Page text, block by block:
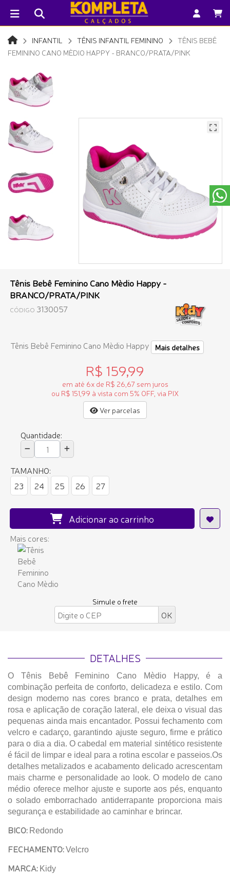
INFANTIL TÊNIS INFANTIL FEMININO
TÊNIS BEBÊ
FEMININO CANO MÈDIO HAPPY - BRANCO/PRATA/PINK
Tênis Bebê Feminino Cano Mèdio Happy -
BRANCO/PRATA/PINK
CÓDIGO 3130057
Tênis Bebê Feminino Cano Mèdio Happy Mais detalhes
R$ 159,99
em até 6x de R$ 26,67 sem juros
ou R$ 151,99 à vista com 5% OFF, via PIX
Ver parcelas
Quantidade:
TAMANHO:
23
24 25 26 27
Adicionar ao carrinho
Mais cores:
Simule o frete
DETALHES
O Tênis Bebê Feminino Cano Mèdio Happy, é a
combinação perfeita de conforto, delicadeza e estilo. Com
design moderno nas cores branco e prata, detalhes em
rosa e aplicação de coração lateral, ele deixa o visual das
pequenas ainda mais encantador. Possui fechamento com
velcro e cadarço, garantindo ajuste seguro, firme e prático
para o dia a dia. O cabedal em material sintético resistente
é fácil de limpar e ideal para a rotina escolar e passeios.Os
detalhes metalizados e acabamento delicado acrescentam
mais charme e personalidade ao look. O modelo de cano
médio oferece melhor ajuste e suporte aos pés, enquanto
o solado emborrachado antiderrapante proporciona mais
segurança e estabilidade ao caminhar e brincar.
BICO: Redondo
FECHAMENTO:Velcro
MARCA: Kidy